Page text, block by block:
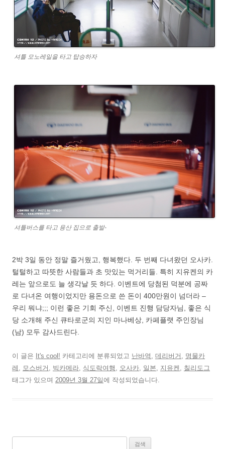
셔틀 모노레일을 타고 탑승하자
셔틀버스를 타고 용산 집으로 출발-
2박 3일 동안 정말 즐거웠고, 행복했다. 두 번째 다녀왔던 오사카.
털털하고 따뜻한 사람들과 초 맛있는 먹거리들. 특히 지유켄의 카
레는 앞으로도 늘 생각날 듯 하다. 이벤트에 당첨된 덕분에 공짜
로 다녀온 여행이었지만 용돈으로 쓴 돈이 400만원이 넘더라 –
우리 뭐냐;;; 이런 좋은 기회 주신, 이벤트 진행 담당자님, 좋은 식
당 소개해 주신 큐타로군의 지인 마나베상, 카페플랫 주인장님
(남) 모두 감사드린다.
이 글은 It's cool! 카테고리에 분류되었고 난바역 데리버거
명물카
레
모스버거 빅카메라 식도락여행 오사카 일본 지유켄
칠리도그
태그가 있으며 2009년 3월 27일에 작성되었습니다.